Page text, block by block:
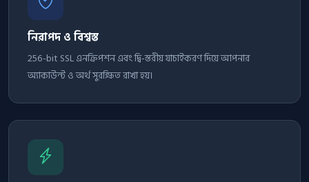
নিরাপদ ও বিশ্বস্ত
256-bit SSL এনক্রিপশন এবং দ্বি-স্তরীয় যাচাইকরণ দিয়ে আপনার
অ্যাকাউন্ট ও অর্থ সুরক্ষিত রাখা হয়।